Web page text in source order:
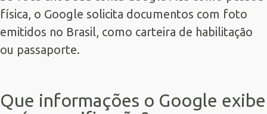
física, o Google solicita documentos com foto
emitidos no Brasil, como carteira de habilitação
ou passaporte.
Que informações o Google exibe